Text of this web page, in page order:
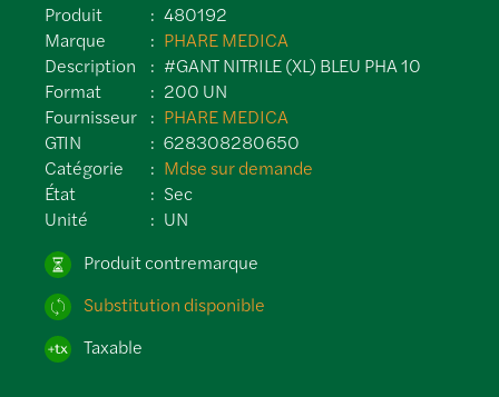
Produit
480192
Marque
PHARE MEDICA
Description
#GANT NITRILE (XL) BLEU PHA 10
Format
200 UN
Fournisseur
PHARE MEDICA
GTIN
628308280650
Catégorie
Mdse sur demande
État
Sec
Unité
UN
Produit contremarque
Substitution disponible
Taxable